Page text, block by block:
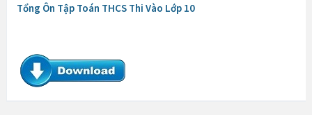
Tổng Ôn Tập Toán THCS Thi Vào Lớp 10